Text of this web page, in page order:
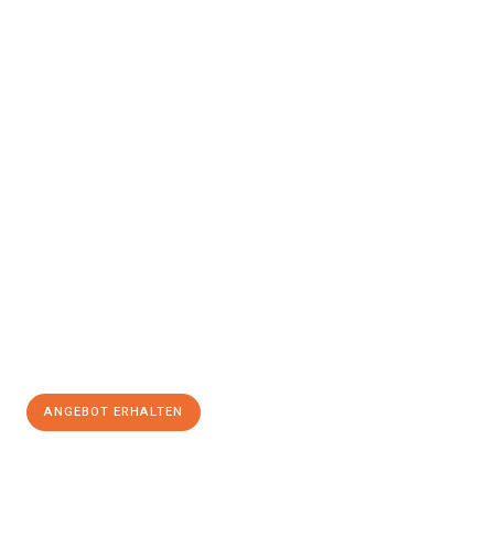
ANGEBOT ERHALTEN